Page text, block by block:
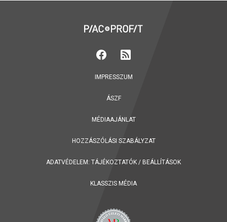
IMPRESSZUM
ÁSZF
MÉDIAAJÁNLAT
HOZZÁSZÓLÁSI SZABÁLYZAT
ADATVÉDELEM: TÁJÉKOZTATÓK / BEÁLLÍTÁSOK
KLASSZIS MÉDIA